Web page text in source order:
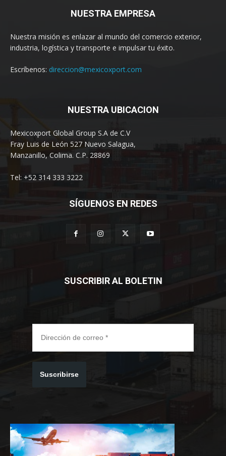
NUESTRA EMPRESA
Nuestra misión es enlazar al mundo del comercio exterior,
industria, logística y transporte e impulsar tu éxito.
Escríbenos: direccion@mexicoxport.com
NUESTRA UBICACION
Mexicoxport Global Group S.A de C.V
Fray Luis de León 527 Nuevo Salagua,
Manzanillo, Colima. C.P. 28869
Tel: +52 314 333 3222
SÍGUENOS EN REDES
SUSCRIBIR AL BOLETIN
Suscribirse